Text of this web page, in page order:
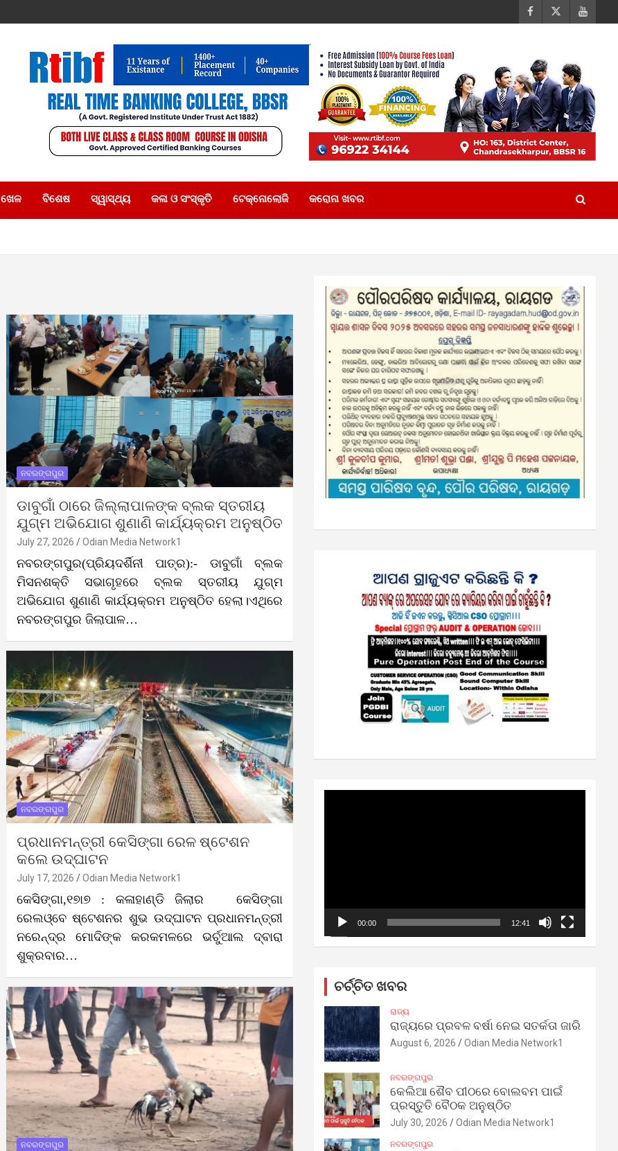
ଖେଳ ବିଶେଷ ସ୍ୱାସ୍ଥ୍ୟ କଳା ଓ ସଂସ୍କୃତି ଟେକ୍ନୋଲୋଜି କରୋନା ଖବର
ନବରଙ୍ଗପୁର
ଡାବୁଗାଁ ଠାରେ ଜିଲ୍ଲାପାଳଙ୍କ ବ୍ଲକ ସ୍ତରୀୟ
ଯୁଗ୍ମ ଅଭିଯୋଗ ଶୁଣାଣି କାର୍ଯ୍ୟକ୍ରମ ଅନୁଷ୍ଠିତ
July 27, 2026 Odian Media Network1
ନବରଙ୍ଗପୁର(ପ୍ରିୟଦର୍ଶିନୀ ପାତ୍ର):- ଡାବୁଗାଁ ବ୍ଲକ
ମିସନଶକ୍ତି ସଭାଗୃହରେ ବ୍ଲକ ସ୍ତରୀୟ ଯୁଗ୍ମ
ଅଭିଯୋଗ ଶୁଣାଣି କାର୍ଯ୍ୟକ୍ରମ ଅନୁଷ୍ଠିତ ହେଲା।ଏଥିରେ
ନବରଙ୍ଗପୁର ଜିଲାପାଳ…
ନବରଙ୍ଗପୁର
ପ୍ରଧାନମନ୍ତ୍ରୀ କେସିଙ୍ଗା ରେଳ ଷ୍ଟେଶନ
କଲେ ଉଦ୍‌ଘାଟନ
July 17, 2026 Odian Media Network1
କେସିଙ୍ଗା,୧୭ା୭ : କଳାହାଣ୍ଡି ଜିଲାର କେସିଙ୍ଗା
ରେଲଓ୍ବେ ଷ୍ଟେଶନର ଶୁଭ ଉଦ୍‌ଘାଟନ ପ୍ରଧାନମନ୍ତ୍ରୀ
ନରେନ୍ଦ୍ର ମୋଦିଙ୍କ କରକମଳରେ ଭର୍ଚୁଆଲ ଦ୍ବାରା
ଶୁକ୍ରବାର…
ନବରଙ୍ଗପୁର
00:00 12:41
ଚର୍ଚ୍ଚିତ ଖବର
ରାଜ୍ୟ
ରାଜ୍ୟରେ ପ୍ରବଳ ବର୍ଷା ନେଇ ସତର୍କତା ଜାରି
August 6, 2026 Odian Media Network1
ନବରଙ୍ଗପୁର
କେଲିଆ ଶୈବ ପୀଠରେ ବୋଲବମ ପାଇଁ
ପ୍ରସ୍ତୁତି ବୈଠକ ଅନୁଷ୍ଠିତ
July 30, 2026 Odian Media Network1
ନବରଙ୍ଗପୁର